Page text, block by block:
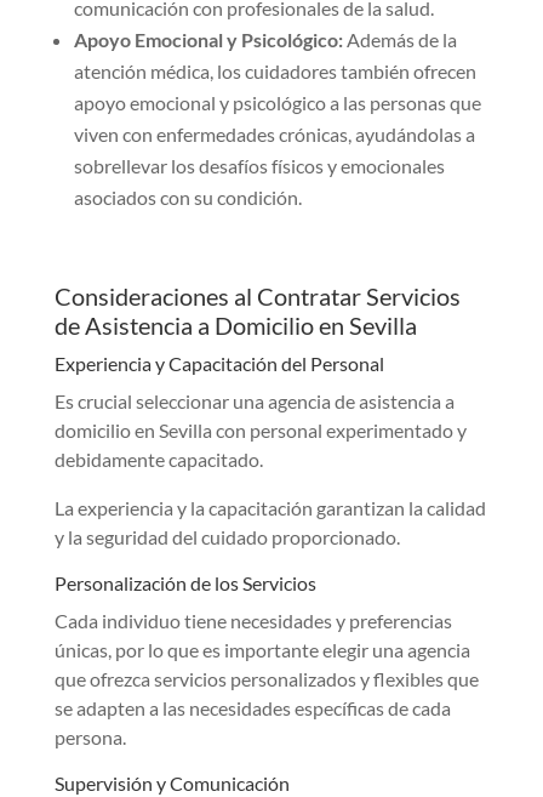
comunicación con profesionales de la salud.
Apoyo Emocional y Psicológico:Además de la
atención médica, los cuidadores también ofrecen
apoyo emocional y psicológico a las personas que
viven con enfermedades crónicas, ayudándolas a
sobrellevar los desafíos físicos y emocionales
asociados con su condición.
Consideraciones al Contratar Servicios
de Asistencia a Domicilio en Sevilla
Experiencia y Capacitación del Personal
Es crucial seleccionar una agencia de asistencia a
domicilio en Sevilla con personal experimentado y
debidamente capacitado.
La experiencia y la capacitación garantizan la calidad
y la seguridad del cuidado proporcionado.
Personalización de los Servicios
Cada individuo tiene necesidades y preferencias
únicas, por lo que es importante elegir una agencia
que ofrezca servicios personalizados y flexibles que
se adapten a las necesidades específicas de cada
persona.
Supervisión y Comunicación